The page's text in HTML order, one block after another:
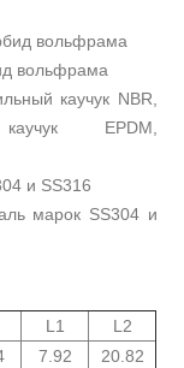
вольфрама
вольфрама
каучук NBR,
EPDM,
и SS316
марок SS304 и
L1
L2
7.92
20.82